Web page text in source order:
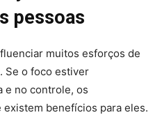
pessoas
muitos esforços de
Se o foco estiver
e no controle, os
benefícios para eles.